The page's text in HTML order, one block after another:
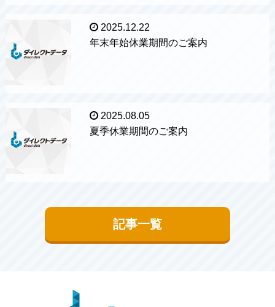
2025.12.22
年末年始休業期間のご案内
2025.08.05
夏季休業期間のご案内
記事一覧